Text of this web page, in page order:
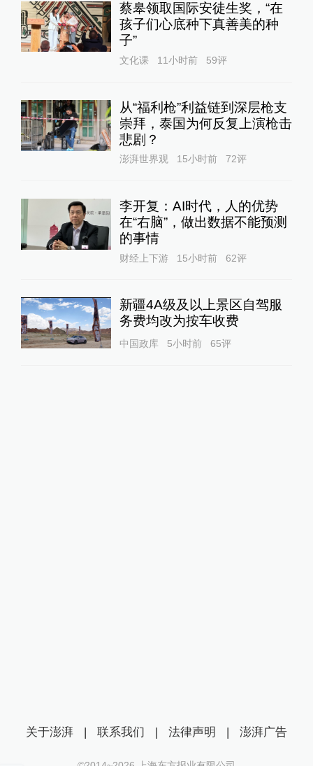
蔡皋领取国际安徒生奖，“在
孩子们心底种下真善美的种
子”
文化课 11小时前 59评
从“福利枪”利益链到深层枪支
崇拜，泰国为何反复上演枪击
悲剧？
澎湃世界观 15小时前 72评
李开复：AI时代，人的优势
在“右脑”，做出数据不能预测
的事情
财经上下游 15小时前 62评
新疆4A级及以上景区自驾服
务费均改为按车收费
中国政库 5小时前 65评
关于澎湃 | 联系我们 | 法律声明 | 澎湃广告